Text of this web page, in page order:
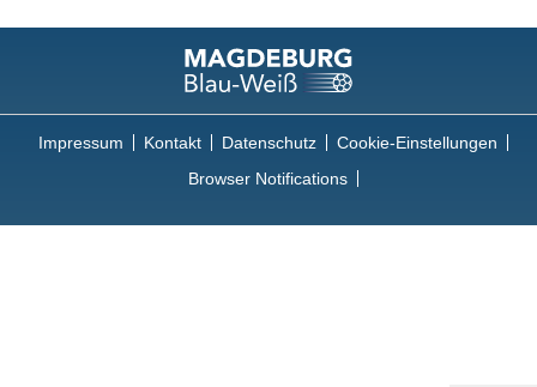
Impressum Kontakt Datenschutz
Cookie-Einstellungen
Browser Notifications